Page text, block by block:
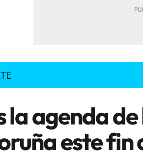
la agenda
este fin